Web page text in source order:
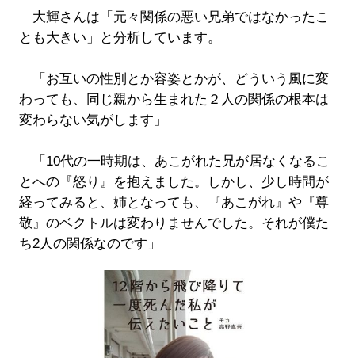
大輝さんは「元々関係の悪い兄弟ではなかったこ
とも大きい」と分析しています。
「お互いの性別とか容姿とかが、どういう風に変
わっても、同じ親から生まれた２人の関係の根本は
変わらない気がします」
「10代の一時期は、あこがれた兄が居なくなるこ
とへの『怒り』を抱えました。しかし、少し時間が
経ってみると、姉となっても、『あこがれ』や『尊
敬』のベクトルは変わりませんでした。それが僕た
ち2人の関係なのです」